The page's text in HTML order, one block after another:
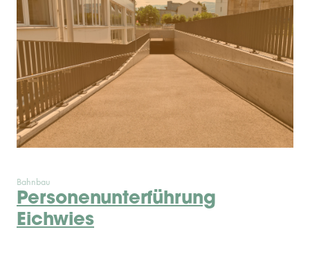
Bahnbau
Personenunterführung
Eichwies